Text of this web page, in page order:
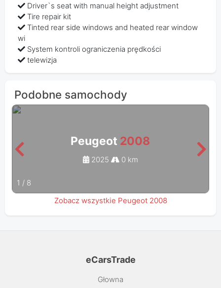
Driver`s seat with manual height adjustment
Tire repair kit
Tinted rear side windows and heated rear window
wi
System kontroli ograniczenia prędkości
telewizja
Podobne samochody
Peugeot 2008
2025 0 km
1 / 8
Zobacz wszystkie Peugeot 2008
eCarsTrade
Głowna